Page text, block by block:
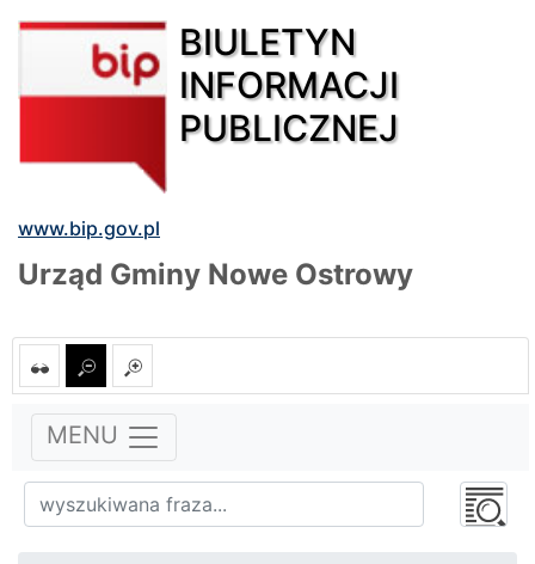
BIULETYN
INFORMACJI
PUBLICZNEJ
www.bip.gov.pl
Urząd Gminy Nowe Ostrowy
MENU